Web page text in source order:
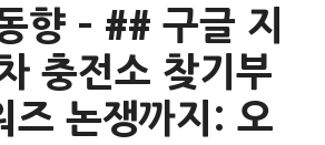
향 – ## 구글 지
충전소 찾기부
즈 논쟁까지: 오